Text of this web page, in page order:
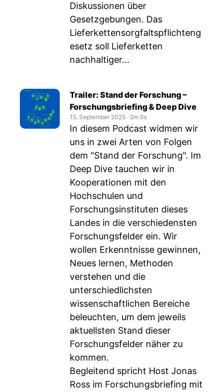
Diskussionen über
Gesetzgebungen. Das
Lieferkettensorgfaltspflichteng
esetz soll Lieferketten
nachhaltiger...
Trailer: Stand der Forschung –
Forschungsbriefing & Deep Dive
15. September 2025 ‧ 2m 0s
In diesem Podcast widmen wir
uns in zwei Arten von Folgen
dem "Stand der Forschung". Im
Deep Dive tauchen wir in
Kooperationen mit den
Hochschulen und
Forschungsinstituten dieses
Landes in die verschiedensten
Forschungsfelder ein. Wir
wollen Erkenntnisse gewinnen,
Neues lernen, Methoden
verstehen und die
unterschiedlichsten
wissenschaftlichen Bereiche
beleuchten, um dem jeweils
aktuellsten Stand dieser
Forschungsfelder näher zu
kommen.
Begleitend spricht Host Jonas
Ross im Forschungsbriefing mit